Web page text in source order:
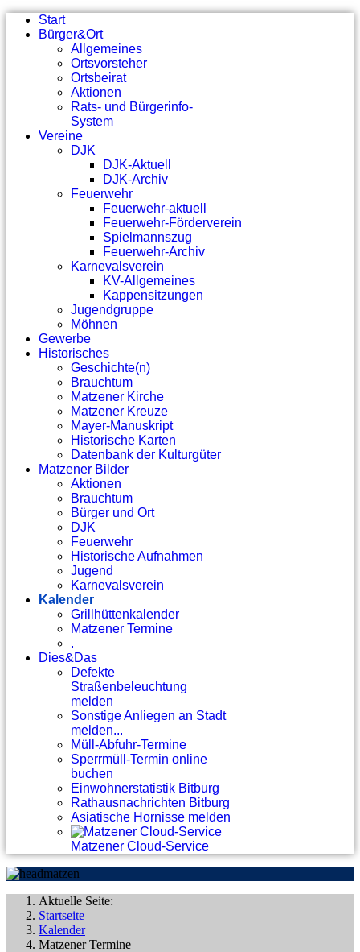
Start
Bürger&Ort
Allgemeines
Ortsvorsteher
Ortsbeirat
Aktionen
Rats- und Bürgerinfo-
System
Vereine
DJK
DJK-Aktuell
DJK-Archiv
Feuerwehr
Feuerwehr-aktuell
Feuerwehr-Förderverein
Spielmannszug
Feuerwehr-Archiv
Karnevalsverein
KV-Allgemeines
Kappensitzungen
Jugendgruppe
Möhnen
Gewerbe
Historisches
Geschichte(n)
Brauchtum
Matzener Kirche
Matzener Kreuze
Mayer-Manuskript
Historische Karten
Datenbank der Kulturgüter
Matzener Bilder
Aktionen
Brauchtum
Bürger und Ort
DJK
Feuerwehr
Historische Aufnahmen
Jugend
Karnevalsverein
Kalender
Grillhüttenkalender
Matzener Termine
.
Dies&Das
Defekte
Straßenbeleuchtung
melden
Sonstige Anliegen an Stadt
melden...
Müll-Abfuhr-Termine
Sperrmüll-Termin online
buchen
Einwohnerstatistik Bitburg
Rathausnachrichten Bitburg
Asiatische Hornisse melden
Matzener Cloud-Service
Aktuelle Seite:
Startseite
Kalender
Matzener Termine